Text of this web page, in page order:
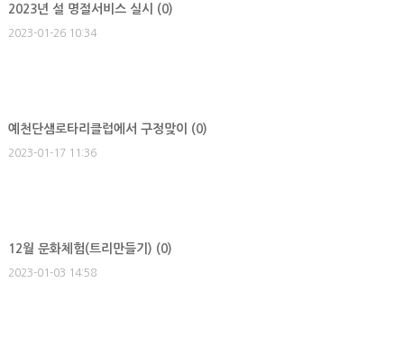
2023년 설 명절서비스 실시 (0)
2023-01-26 10:34
예천단샘로타리클럽에서 구정맞이 (0)
2023-01-17 11:36
12월 문화체험(트리만들기) (0)
2023-01-03 14:58